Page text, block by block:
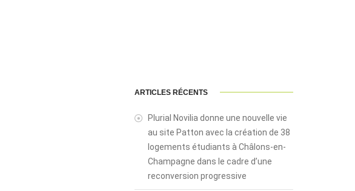
ARTICLES RÉCENTS
Plurial Novilia donne une nouvelle vie
au site Patton avec la création de 38
logements étudiants à Châlons-en-
Champagne dans le cadre d’une
reconversion progressive